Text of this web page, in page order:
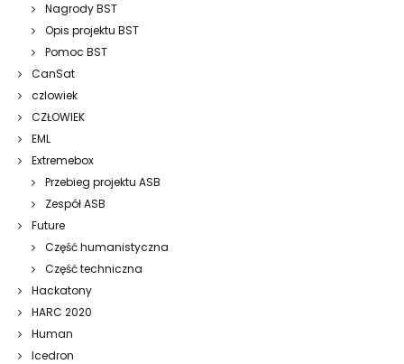
Nagrody BST
Opis projektu BST
Pomoc BST
CanSat
czlowiek
CZŁOWIEK
EML
Extremebox
Przebieg projektu ASB
Zespół ASB
Future
Część humanistyczna
Część techniczna
Hackatony
HARC 2020
Human
Icedron